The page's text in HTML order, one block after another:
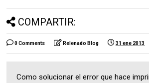
COMPARTIR:
0 Comments Relenado Blog 31 ene 2013
Como solucionar el error que hace